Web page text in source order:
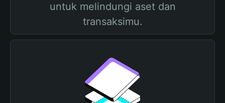
untuk melindungi aset dan
transaksimu.